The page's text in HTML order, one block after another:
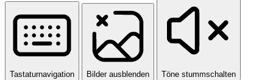
Tastaturnavigation Bilder ausblenden Töne stummschalten